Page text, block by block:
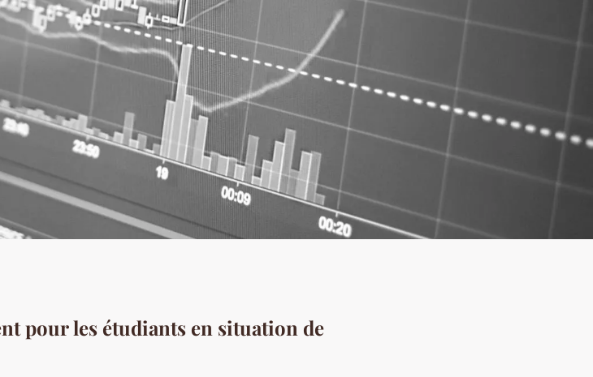
devez
pour les étudiants en situation de